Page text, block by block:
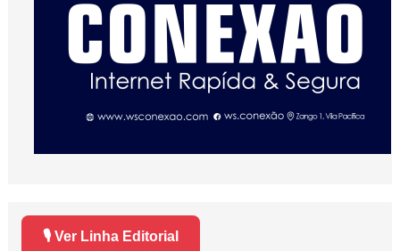
🎙️ Ver Linha Editorial